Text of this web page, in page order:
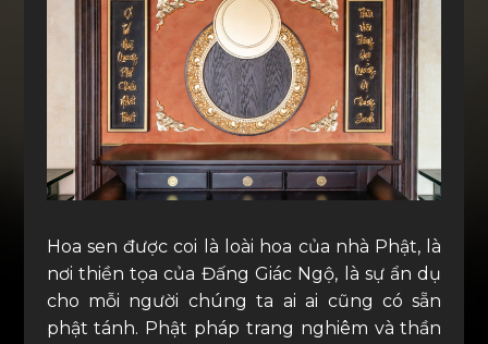
Hoa sen được coi là loài hoa của nhà Phật, là
nơi thiền tọa của Đấng Giác Ngộ, là sự ẩn dụ
cho mỗi người chúng ta ai ai cũng có sẵn
phật tánh. Phật pháp trang nghiêm và thần